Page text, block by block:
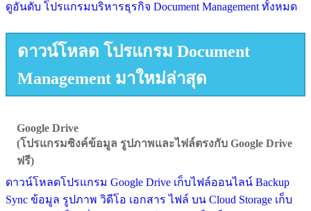
ดูอันดับ โปรแกรมบริหารธุรกิจ Document Management ทั้งหมด
ดาวน์โหลด โปรแกรม Document
Management มาใหม่ล่าสุด
Google Drive
(โปรแกรมซิงค์ข้อมูล รูปภาพและไฟล์ตรงกับ Google Drive
ฟรี)
ดาวน์โหลดโปรแกรม Google Drive เก็บไฟล์ออนไลน์ Backup
Sync ข้อมูล รูปภาพ วิดีโอ เอกสาร ไฟล์ บน Cloud Storage เก็บ